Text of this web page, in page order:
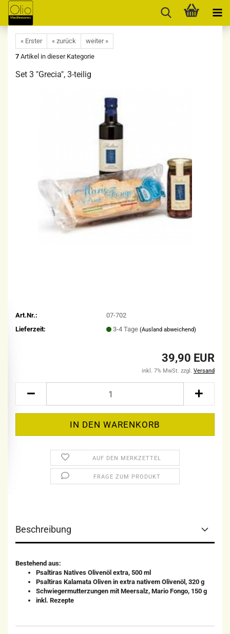
« Erster « zurück
weiter »
7 Artikel in dieser Kategorie
Set 3 "Grecia", 3-teilig
Art.Nr.:
07-702
Lieferzeit:
3-4 Tage (Ausland abweichend)
39,90 EUR
inkl. 7% MwSt. zzgl. Versand
AUF DEN MERKZETTEL
FRAGE ZUM PRODUKT
Beschreibung
Bestehend aus:
Psaltiras Natives Olivenöl extra, 500 ml
Psaltiras Kalamata Oliven in extra nativem Olivenöl, 320 g
Schwiegermutterzungen mit Meersalz, Mario Fongo, 150 g
inkl. Rezepte